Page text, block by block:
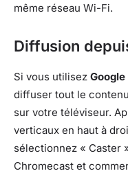
même réseau Wi-Fi.
Diffusion
Si vous utilisez
diffuser tout le
sur votre téléviseur.
verticaux en haut à
sélectionnez « Caster
Chromecast et